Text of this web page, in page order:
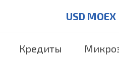
USD MOEX
Кредиты